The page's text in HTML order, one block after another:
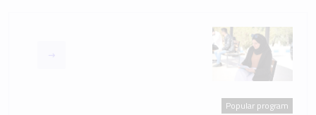
Popular program